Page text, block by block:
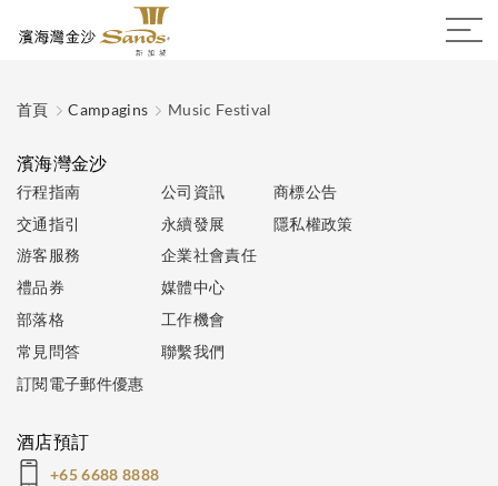
首頁 Campagins Music Festival
濱海灣金沙
行程指南
交通指引
游客服務
禮品券
部落格
常見問答
訂閱電子郵件優惠
公司資訊
永續發展
企業社會責任
媒體中心
工作機會
聯繫我們
商標公告
隱私權政策
酒店預訂
+65 6688 8888